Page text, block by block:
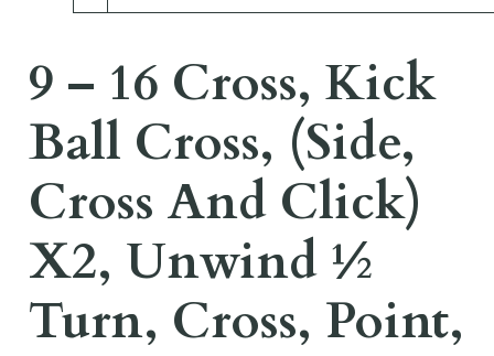
9 – 16 Cross, Kick
Ball Cross, (Side,
Cross And Click)
X2, Unwind ½
Turn, Cross, Point,